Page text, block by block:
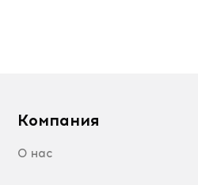
Компания
О нас